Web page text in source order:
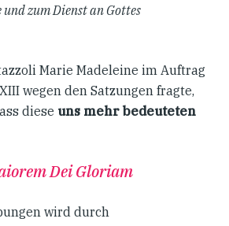
und zum Dienst an Gottes
Marie Madeleine im Auftrag
wegen den Satzungen fragte,
diese uns mehr bedeuteten
Dei Gloriam
wird durch